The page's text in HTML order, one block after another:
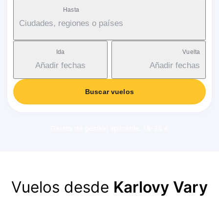
Hasta
Ciudades, regiones o países
Ida
Añadir fechas
Vuelta
Añadir fechas
Buscar vuelos
Vuelos desde Karlovy Vary